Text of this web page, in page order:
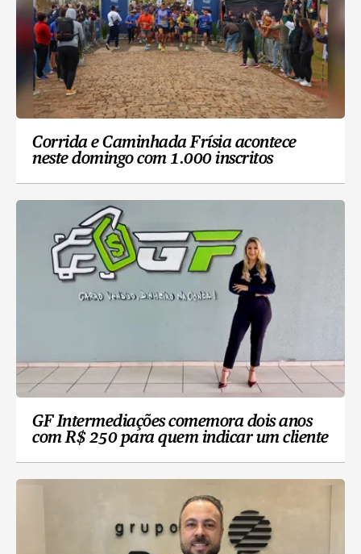
Corrida e Caminhada Frísia acontece
neste domingo com 1.000 inscritos
GF Intermediações comemora dois anos
com R$ 250 para quem indicar um cliente